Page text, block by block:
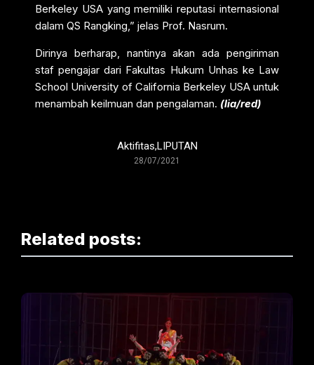
Berkeley USA yang memiliki reputasi internasional
dalam QS Rangking,” jelas Prof. Nasrum.
Dirinya berharap, nantinya akan ada pengiriman
staf pengajar dari Fakultas Hukum Unhas ke Law
School University of California Berkeley USA untuk
menambah keilmuan dan pengalaman. (lia/red)
Aktifitas,LIPUTAN
28/07/2021
Related posts: